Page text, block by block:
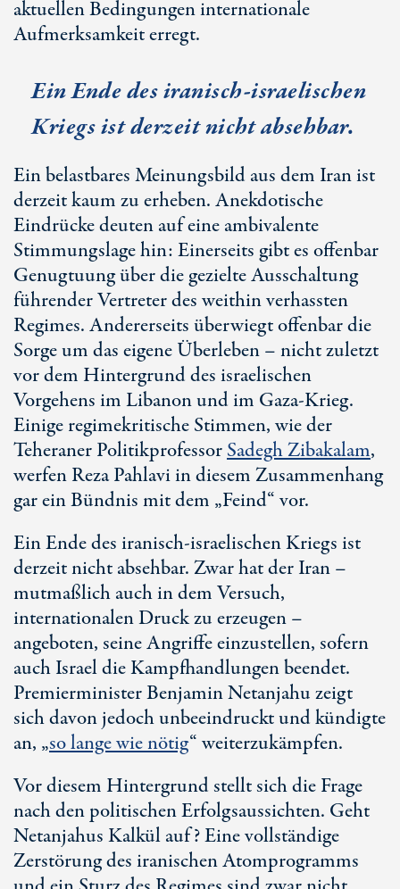
aktuellen Bedingungen internationale
Aufmerksamkeit erregt.
Ein Ende des iranisch-israelischen
Kriegs ist derzeit nicht absehbar.
Ein belastbares Meinungsbild aus dem Iran ist
derzeit kaum zu erheben. Anekdotische
Eindrücke deuten auf eine ambivalente
Stimmungslage hin: Einerseits gibt es offenbar
Genugtuung über die gezielte Ausschaltung
führender Vertreter des weithin verhassten
Regimes. Andererseits überwiegt offenbar die
Sorge um das eigene Überleben – nicht zuletzt
vor dem Hintergrund des israelischen
Vorgehens im Libanon und im Gaza-Krieg.
Einige regimekritische Stimmen, wie der
Teheraner PolitikprofessorSadegh Zibakalam,
werfen Reza Pahlavi in diesem Zusammenhang
gar ein Bündnis mit dem „Feind“ vor.
Ein Ende des iranisch-israelischen Kriegs ist
derzeit nicht absehbar. Zwar hat der Iran –
mutmaßlich auch in dem Versuch,
internationalen Druck zu erzeugen –
angeboten, seine Angriffe einzustellen, sofern
auch Israel die Kampfhandlungen beendet.
Premierminister Benjamin Netanjahu zeigt
sich davon jedoch unbeeindruckt und kündigte
an, „so lange wie nötig“ weiterzukämpfen.
Vor diesem Hintergrund stellt sich die Frage
nach den politischen Erfolgsaussichten. Geht
Netanjahus Kalkül auf? Eine vollständige
Zerstörung des iranischen Atomprogramms